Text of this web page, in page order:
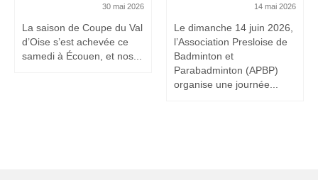
30 mai 2026
La saison de Coupe du Val
d’Oise s’est achevée ce
samedi à Écouen, et nos...
14 mai 2026
Le dimanche 14 juin 2026,
l’Association Presloise de
Badminton et
Parabadminton (APBP)
organise une journée...